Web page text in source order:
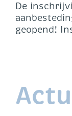
De
geopend!